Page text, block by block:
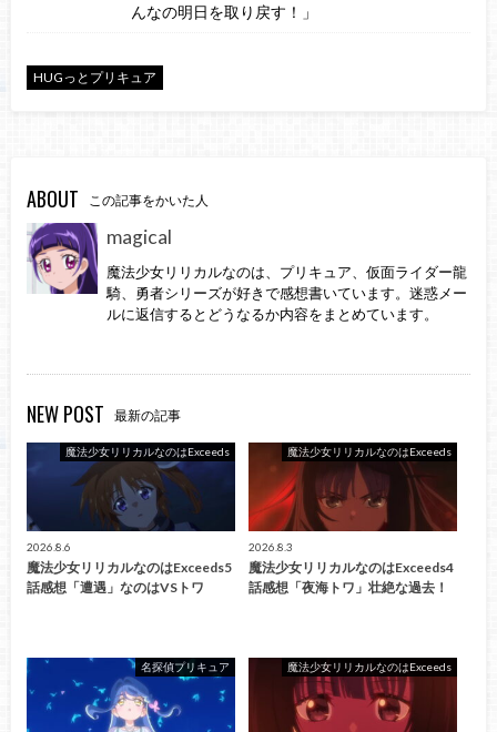
んなの明日を取り戻す！」
HUGっとプリキュア
ABOUT この記事をかいた人
magical
魔法少女リリカルなのは、プリキュア、仮面ライダー龍
騎、勇者シリーズが好きで感想書いています。迷惑メー
ルに返信するとどうなるか内容をまとめています。
NEW POST 最新の記事
魔法少女リリカルなのはExceeds
2026.8.6
魔法少女リリカルなのはExceeds5
話感想「遭遇」なのはVSトワ
魔法少女リリカルなのはExceeds
2026.8.3
魔法少女リリカルなのはExceeds4
話感想「夜海トワ」壮絶な過去！
名探偵プリキュア 魔法少女リリカルなのはExceeds